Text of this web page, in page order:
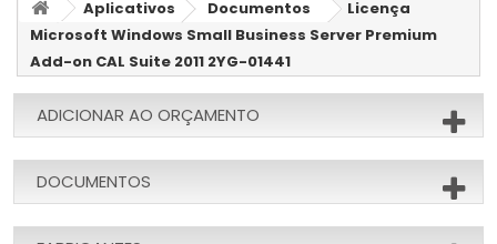
Aplicativos Documentos
Licença
Microsoft Windows Small Business Server Premium
Add-on CAL Suite 2011 2YG-01441
ADICIONAR AO ORÇAMENTO
DOCUMENTOS